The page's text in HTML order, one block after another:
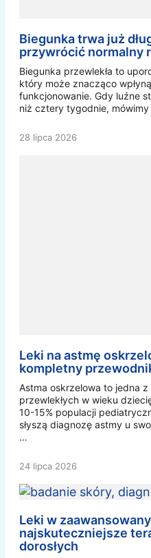
Biegunka trwa już
przywrócić normalny
Biegunka przewlekła to
który może znacząco
funkcjonowanie. Gdy luźne
niż cztery tygodnie,
28 lipca 2026
Leki na astmę
kompletny
Astma oskrzelowa to jedna
przewlekłych w wieku
10-15% populacji
słyszą diagnozę astmy u
…
24 lipca 2026
Leki w
najskuteczniejsze
dorosłych